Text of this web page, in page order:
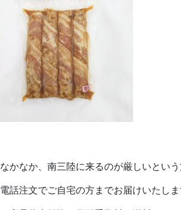
なかなか、南三陸に来るのが厳しいという
電話注文でご自宅の方までお届けいたしま